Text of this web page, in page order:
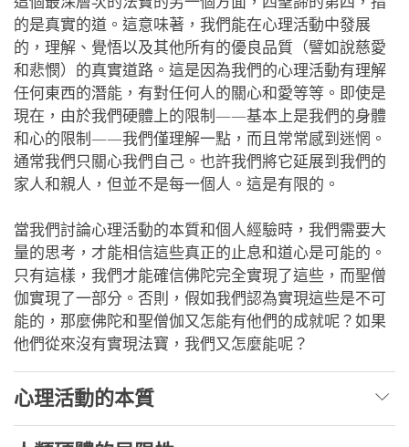
的是真實的道。這意味著，我們能在心理活動中發展
的，理解、覺悟以及其他所有的優良品質（譬如說慈愛
和悲憫）的真實道路。這是因為我們的心理活動有理解
任何東西的潛能，有對任何人的關心和愛等等。即使是
現在，由於我們硬體上的限制——基本上是我們的身體
和心的限制——我們僅理解一點，而且常常感到迷惘。
通常我們只關心我們自己。也許我們將它延展到我們的
家人和親人，但並不是每一個人。這是有限的。
當我們討論心理活動的本質和個人經驗時，我們需要大
量的思考，才能相信這些真正的止息和道心是可能的。
只有這樣，我們才能確信佛陀完全實現了這些，而聖僧
伽實現了一部分。否則，假如我們認為實現這些是不可
能的，那麼佛陀和聖僧伽又怎能有他們的成就呢？如果
他們從來沒有實現法寶，我們又怎麼能呢？
心理活動的本質